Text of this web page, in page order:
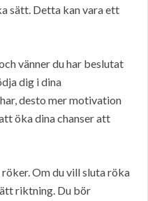
sätt. Detta kan vara ett
vänner du har beslutat
dig i dina
desto mer motivation
öka dina chanser att
Om du vill sluta röka
riktning. Du bör